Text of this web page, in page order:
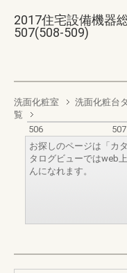
2017住宅設備機器
507(508-509)
洗面化粧室 洗面化粧台
覧
506
507
お探しのページは「カ
タログビューではweb
んになれます。